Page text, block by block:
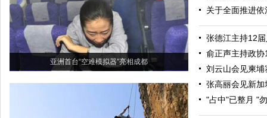
亚洲首台“空难模拟器”亮相成都
关于全面推进
张德江主持12
俞正声主持政
刘云山会见柬埔
张高丽会见新加
"占中"已整月 "